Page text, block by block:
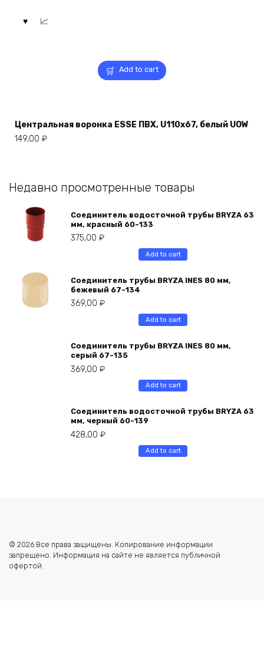
Add to cart
Центральная воронка ESSE ПВХ, U110x67, белый UOW
149,00 ₽
Недавно просмотренные товары
Соединитель водосточной трубы BRYZA 63
мм, краcный 60-133
375,00 ₽
Add to cart
Соединитель трубы BRYZA INES 80 мм,
бежевый 67-134
369,00 ₽
Add to cart
Соединитель трубы BRYZA INES 80 мм,
серый 67-135
369,00 ₽
Add to cart
Соединитель водосточной трубы BRYZA 63
мм, черный 60-139
428,00 ₽
Add to cart
© 2026 Все права защищены. Копирование информации
запрещено. Информация на сайте не является публичной
офертой.